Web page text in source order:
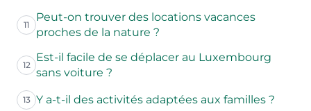
11
Peut-on trouver des locations vacances
proches de la nature ?
12
Est-il facile de se déplacer au Luxembourg
sans voiture ?
13 Y a-t-il des activités adaptées aux familles ?